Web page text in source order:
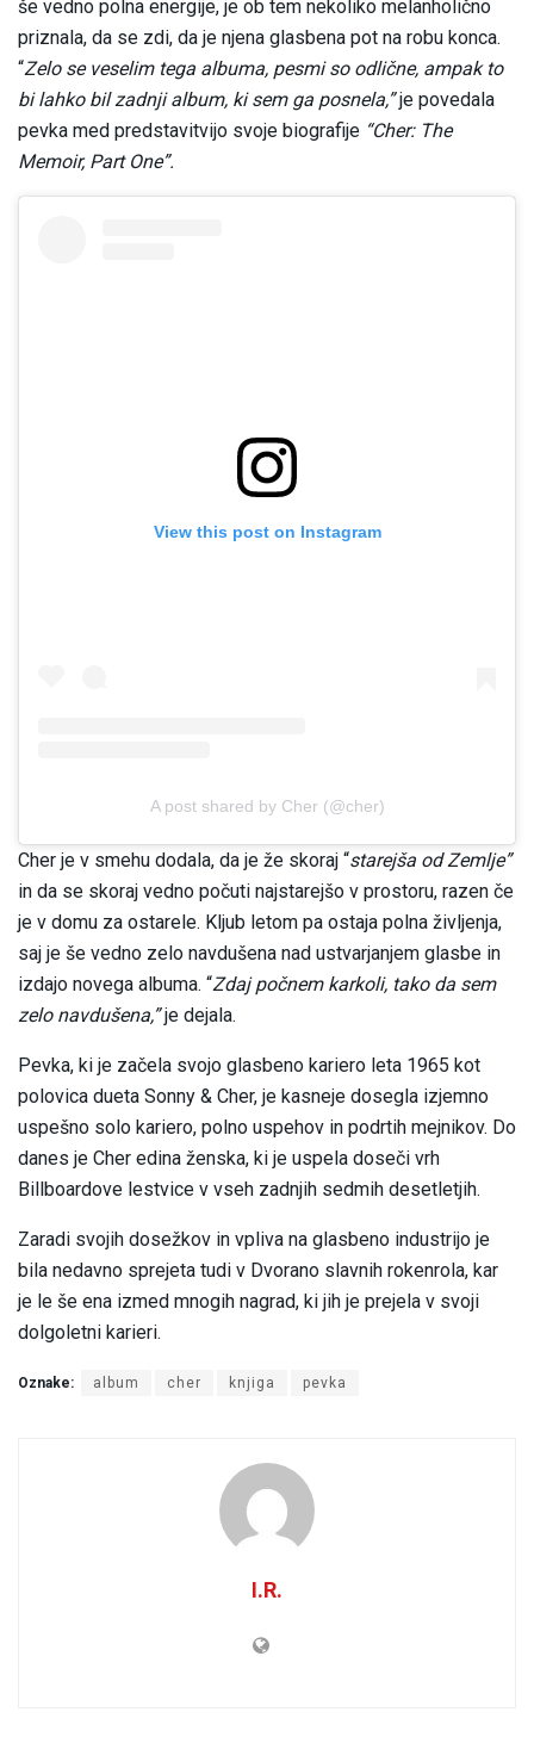
še vedno polna energije, je ob tem nekoliko melanholično
priznala, da se zdi, da je njena glasbena pot na robu konca.
“Zelo se veselim tega albuma, pesmi so odlične, ampak to
bi lahko bil zadnji album, ki sem ga posnela,”je povedala
pevka med predstavitvijo svoje biografije “Cher: The
Memoir, Part One”.
View this post on Instagram
A post shared by Cher (@cher)
Cher je v smehu dodala, da je že skoraj “starejša od Zemlje”
in da se skoraj vedno počuti najstarejšo v prostoru, razen če
je v domu za ostarele. Kljub letom pa ostaja polna življenja,
saj je še vedno zelo navdušena nad ustvarjanjem glasbe in
izdajo novega albuma. “Zdaj počnem karkoli, tako da sem
zelo navdušena,”je dejala.
Pevka, ki je začela svojo glasbeno kariero leta 1965 kot
polovica dueta Sonny & Cher, je kasneje dosegla izjemno
uspešno solo kariero, polno uspehov in podrtih mejnikov. Do
danes je Cher edina ženska, ki je uspela doseči vrh
Billboardove lestvice v vseh zadnjih sedmih desetletjih.
Zaradi svojih dosežkov in vpliva na glasbeno industrijo je
bila nedavno sprejeta tudi v Dvorano slavnih rokenrola, kar
je le še ena izmed mnogih nagrad, ki jih je prejela v svoji
dolgoletni karieri.
Oznake: album cher knjiga pevka
I.R.